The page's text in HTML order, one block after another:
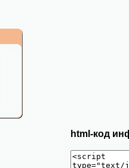
html-код